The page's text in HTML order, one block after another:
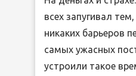
всех запугивал
никаких барьеров
самых ужасных
устроили такое